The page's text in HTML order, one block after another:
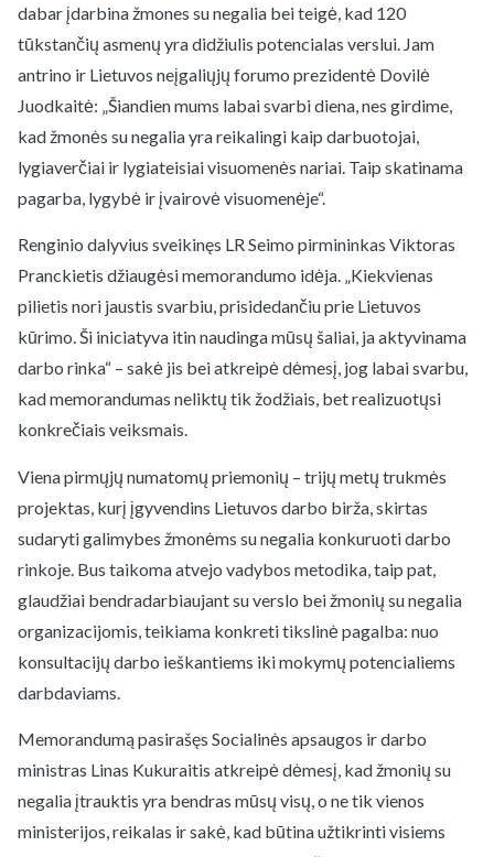
dabar įdarbina žmones su negalia bei teigė, kad 120
tūkstančių asmenų yra didžiulis potencialas verslui. Jam
antrino ir Lietuvos neįgaliųjų forumo prezidentė Dovilė
Juodkaitė: „Šiandien mums labai svarbi diena, nes girdime,
kad žmonės su negalia yra reikalingi kaip darbuotojai,
lygiaverčiai ir lygiateisiai visuomenės nariai. Taip skatinama
pagarba, lygybė ir įvairovė visuomenėje“.
Renginio dalyvius sveikinęs LR Seimo pirmininkas Viktoras
Pranckietis džiaugėsi memorandumo idėja. „Kiekvienas
pilietis nori jaustis svarbiu, prisidedančiu prie Lietuvos
kūrimo. Ši iniciatyva itin naudinga mūsų šaliai, ja aktyvinama
darbo rinka“ – sakė jis bei atkreipė dėmesį, jog labai svarbu,
kad memorandumas neliktų tik žodžiais, bet realizuotųsi
konkrečiais veiksmais.
Viena pirmųjų numatomų priemonių – trijų metų trukmės
projektas, kurį įgyvendins Lietuvos darbo birža, skirtas
sudaryti galimybes žmonėms su negalia konkuruoti darbo
rinkoje. Bus taikoma atvejo vadybos metodika, taip pat,
glaudžiai bendradarbiaujant su verslo bei žmonių su negalia
organizacijomis, teikiama konkreti tikslinė pagalba: nuo
konsultacijų darbo ieškantiems iki mokymų potencialiems
darbdaviams.
Memorandumą pasirašęs Socialinės apsaugos ir darbo
ministras Linas Kukuraitis atkreipė dėmesį, kad žmonių su
negalia įtrauktis yra bendras mūsų visų, o ne tik vienos
ministerijos, reikalas ir sakė, kad būtina užtikrinti visiems